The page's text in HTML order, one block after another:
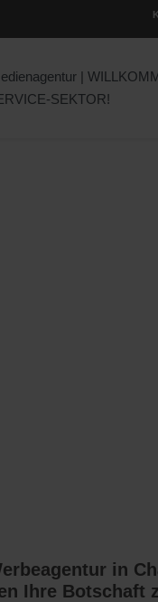
in
Ihre Botschaft